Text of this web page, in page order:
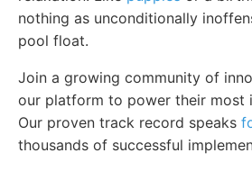
nothing as unconditionally
pool float.
Join a growing community of
our platform to power their most
Our proven track record speaks
thousands of successful